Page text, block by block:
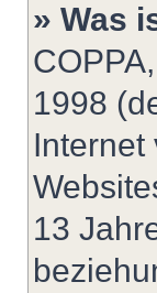
» Was
1998
Internet
13